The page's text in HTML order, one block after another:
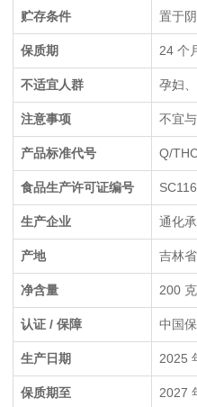
贮存条件 置于
保质期 24 个
不适宜人群 孕妇
注意事项 不宜
产品标准代号 Q/
食品生产许可证编号
生产企业 通化
产地 吉林
净含量 200 克
认证 / 保障 中国
生产日期 2025
保质期至 2027